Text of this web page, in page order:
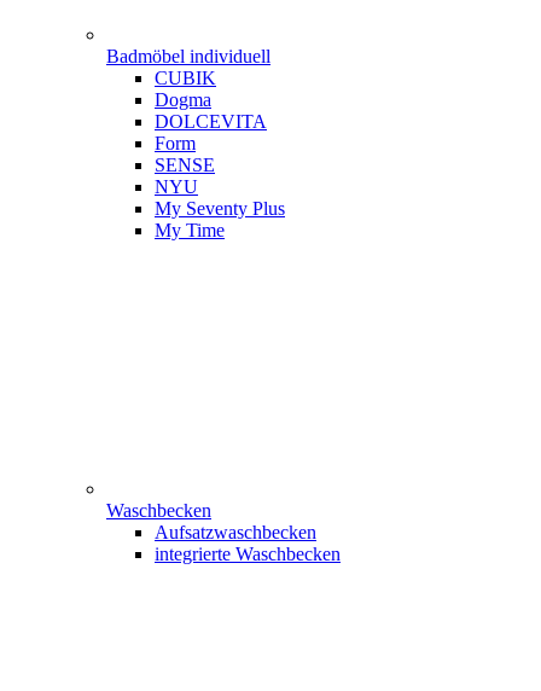
Badmöbel individuell
CUBIK
Dogma
DOLCEVITA
Form
SENSE
NYU
My Seventy Plus
My Time
Waschbecken
Aufsatzwaschbecken
integrierte Waschbecken